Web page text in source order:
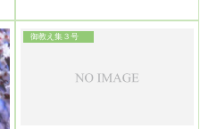
が強くなつて来ると、力を入れ
ると、人間に遮ぎられる。振ら
は動かさないと言うのを原則に
御教え集３号